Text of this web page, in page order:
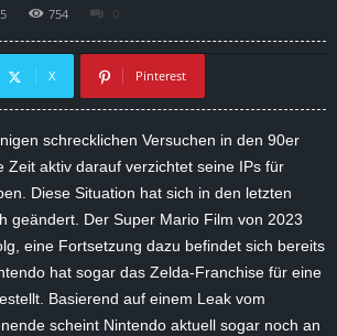
754 0
X Pinterest
schrecklichen Versuchen in den 90er
Zeit aktiv darauf verzichtet seine IPs für
Diese Situation hat sich in den letzten
geändert. Der Super Mario Film von 2023
eine Fortsetzung dazu befindet sich bereits
hat sogar das Zelda-Franchise für eine
Basierend auf einem Leak vom
scheint Nintendo aktuell sogar noch an